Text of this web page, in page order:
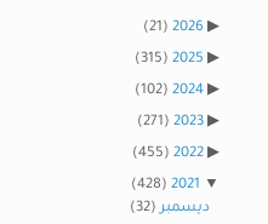
2026
(21)
2025
(315)
2024
(102)
2023
(271)
2022
(455)
2021
(428)
ديسمبر(32)